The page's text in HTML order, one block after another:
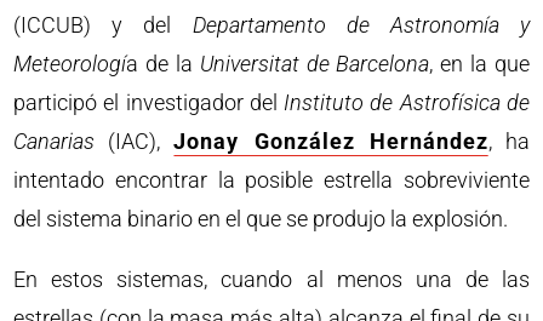
(ICCUB) y del Departamento de Astronomía y
Meteorología de la Universitat de Barcelona, en la que
participó el investigador del Instituto de Astrofísica de
Canarias (IAC),Jonay González Hernández, ha
intentado encontrar la posible estrella sobreviviente
del sistema binario en el que se produjo la explosión.
En estos sistemas, cuando al menos una de las